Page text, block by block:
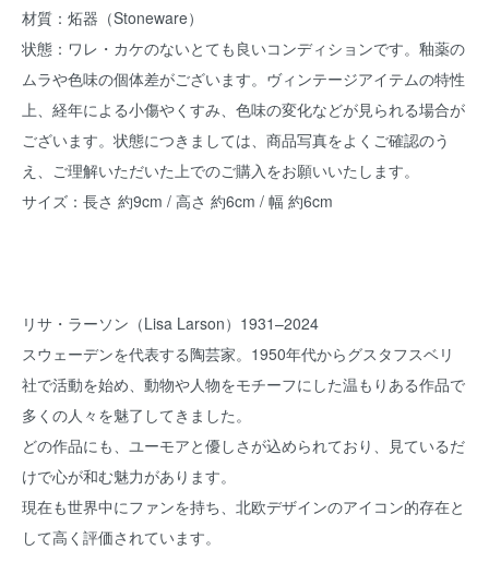
材質：炻器（Stoneware）
状態：ワレ・カケのないとても良いコンディションです。釉薬の
ムラや色味の個体差がございます。ヴィンテージアイテムの特性
上、経年による小傷やくすみ、色味の変化などが見られる場合が
ございます。状態につきましては、商品写真をよくご確認のう
え、ご理解いただいた上でのご購入をお願いいたします。
サイズ：長さ 約9cm / 高さ 約6cm / 幅 約6cm
リサ・ラーソン（Lisa Larson）1931–2024
スウェーデンを代表する陶芸家。1950年代からグスタフスベリ
社で活動を始め、動物や人物をモチーフにした温もりある作品で
多くの人々を魅了してきました。
どの作品にも、ユーモアと優しさが込められており、見ているだ
けで心が和む魅力があります。
現在も世界中にファンを持ち、北欧デザインのアイコン的存在と
して高く評価されています。